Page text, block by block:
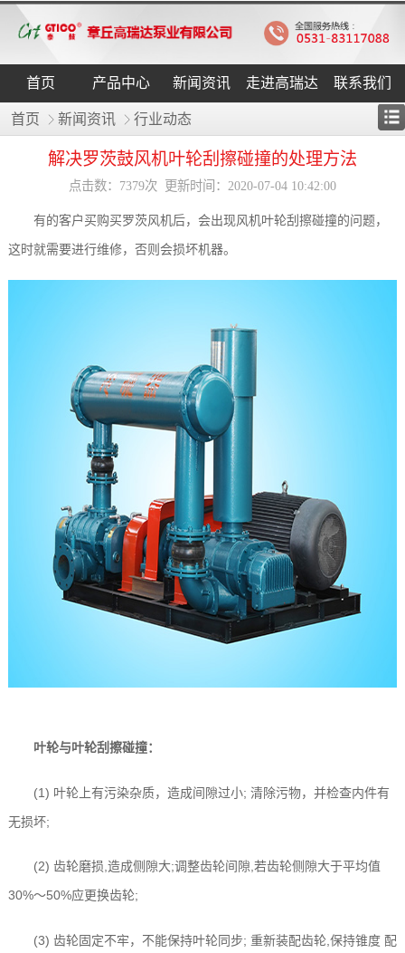
首页 产品中心 新闻资讯 走进高瑞达 联系我们
首页 新闻资讯 行业动态
解决罗茨鼓风机叶轮刮擦碰撞的处理方法
点击数：7379次 更新时间：2020-07-04 10:42:00
有的客户买购买罗茨风机后，会出现风机叶轮刮擦碰撞的问题，
这时就需要进行维修，否则会损坏机器。
叶轮与叶轮刮擦碰撞：
(1) 叶轮上有污染杂质，造成间隙过小; 清除污物，并检查内件有
无损坏;
(2) 齿轮磨损,造成侧隙大;调整齿轮间隙,若齿轮侧隙大于平均值
30%～50%应更换齿轮;
(3) 齿轮固定不牢，不能保持叶轮同步; 重新装配齿轮,保持锥度 配